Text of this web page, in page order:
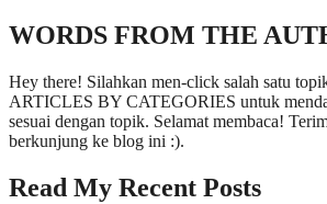
WORDS FROM THE
Hey there! Silahkan men-click salah satu
ARTICLES BY CATEGORIES untuk
sesuai dengan topik. Selamat membaca!
berkunjung ke blog ini :).
Read My Recent Posts